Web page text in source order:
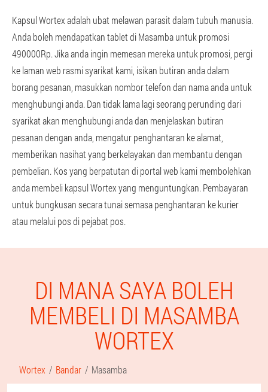
Kapsul Wortex adalah ubat melawan parasit dalam tubuh manusia.
Anda boleh mendapatkan tablet di Masamba untuk promosi
490000Rp. Jika anda ingin memesan mereka untuk promosi, pergi
ke laman web rasmi syarikat kami, isikan butiran anda dalam
borang pesanan, masukkan nombor telefon dan nama anda untuk
menghubungi anda. Dan tidak lama lagi seorang perunding dari
syarikat akan menghubungi anda dan menjelaskan butiran
pesanan dengan anda, mengatur penghantaran ke alamat,
memberikan nasihat yang berkelayakan dan membantu dengan
pembelian. Kos yang berpatutan di portal web kami membolehkan
anda membeli kapsul Wortex yang menguntungkan. Pembayaran
untuk bungkusan secara tunai semasa penghantaran ke kurier
atau melalui pos di pejabat pos.
DI MANA SAYA BOLEH
MEMBELI DI MASAMBA
WORTEX
Wortex Bandar Masamba